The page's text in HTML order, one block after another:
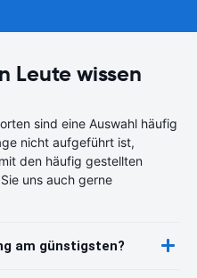
Leute wissen
sind eine Auswahl häufig
nicht aufgeführt ist,
den häufig gestellten
uns auch gerne
am günstigsten?